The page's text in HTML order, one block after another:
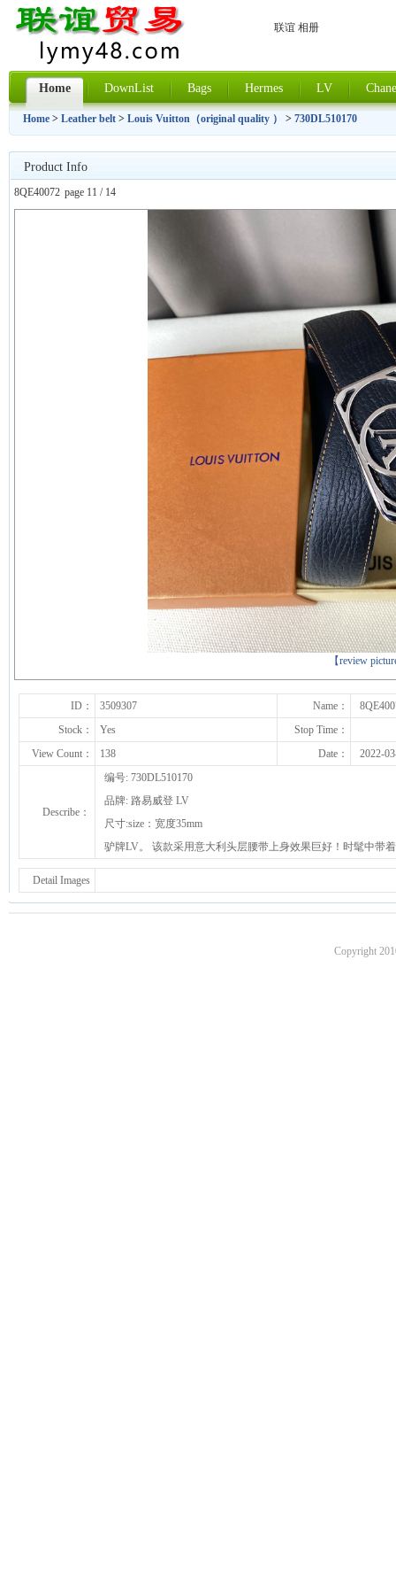
联谊 相册
Home DownList Bags Hermes LV
Home > Leather belt > Louis Vuitton（original quality ） > 730DL510170
Product Info
8QE40072 page 11 / 14
【review
上一张
下一张
ID： 3509307 Name：
Stock：
Yes
Stop Time：
View Count：
138 Date： 2022-
Describe：
编号: 730DL510170
品牌: 路易威登 LV
尺寸:size：宽度35mm
驴牌LV。 该款采用意大利头层腰带上身效果巨好！时髦中带
Detail Images
Copyright